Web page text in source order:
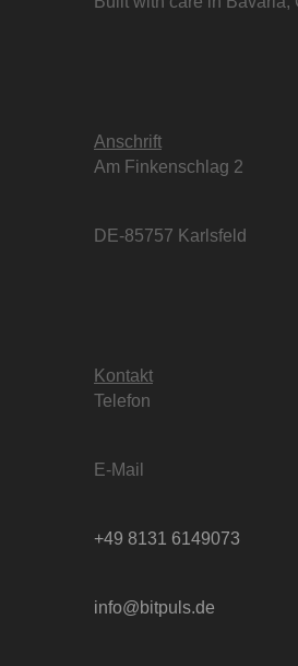
Anschrift
Am Finkenschlag 2
DE-85757 Karlsfeld
Kontakt
Telefon
E-Mail
+49 8131 6149073
info@bitpuls.de